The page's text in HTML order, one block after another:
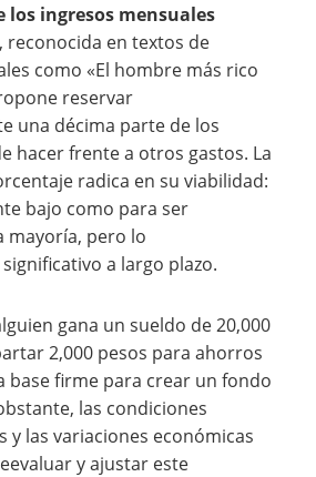
los ingresos mensuales
reconocida en textos de
como «El hombre más rico
reservar
una décima parte de los
hacer frente a otros gastos. La
radica en su viabilidad:
bajo como para ser
mayoría, pero lo
a largo plazo.
gana un sueldo de 20,000
2,000 pesos para ahorros
base firme para crear un fondo
las condiciones
y las variaciones económicas
y ajustar este